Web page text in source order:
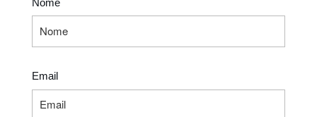
Email